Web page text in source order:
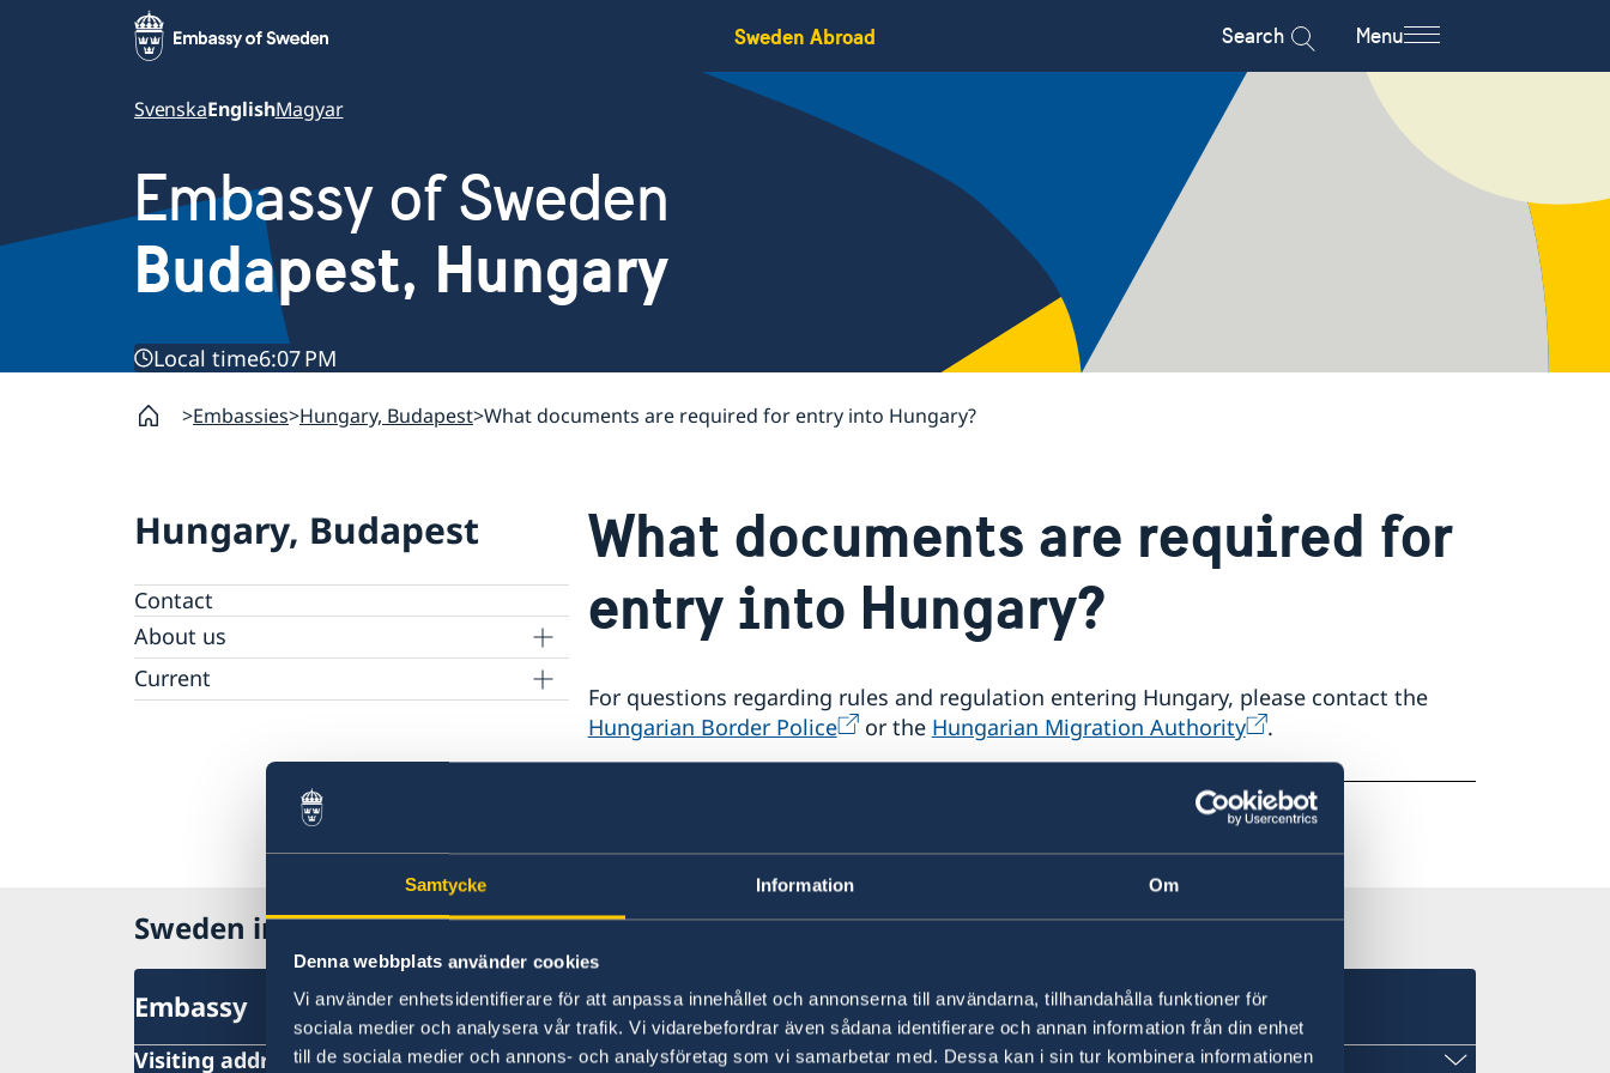
Samtycke Information Om
Denna webbplats använder cookies
Vi använder enhetsidentifierare för att anpassa innehållet och annonserna till användarna, tillhandahålla funktioner för
sociala medier och analysera vår trafik. Vi vidarebefordrar även sådana identifierare och annan information från din enhet
till de sociala medier och annons- och analysföretag som vi samarbetar med. Dessa kan i sin tur kombinera informationen
Sweden Abroad Search Menu
SvenskaEnglishMagyar
Embassy of Sweden
Budapest, Hungary
Local time6:07 PM
Embassies Hungary, Budapest What documents are required for entry into Hungary?
Hungary, Budapest
Contact
About us
Raoul Wallenberg
Current
What documents are required for
entry into Hungary?
For questions regarding rules and regulation entering Hungary, please contact the
Hungarian Border Police
or the Hungarian Migration Authority .
Sweden in Hungary
Embassy
Visiting address
Honorary Consulate
Ljubljana